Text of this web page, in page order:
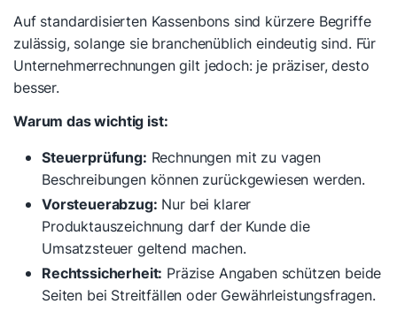
Auf standardisierten Kassenbons sind kürzere Begriffe
zulässig, solange sie branchenüblich eindeutig sind. Für
Unternehmerrechnungen gilt jedoch: je präziser, desto
besser.
Warum das wichtig ist:
Steuerprüfung: Rechnungen mit zu vagen
Beschreibungen können zurückgewiesen werden.
Vorsteuerabzug: Nur bei klarer
Produktauszeichnung darf der Kunde die
Umsatzsteuer geltend machen.
Rechtssicherheit: Präzise Angaben schützen beide
Seiten bei Streitfällen oder Gewährleistungsfragen.